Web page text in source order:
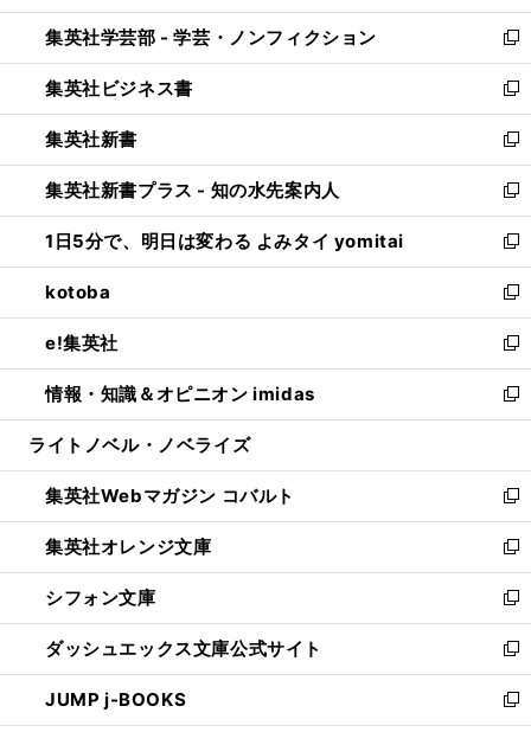
開
く
ウ
で
開
く
ン
ド
ウ
で
開
く
ウ
ィ
ン
ド
ウ
で
開
く
集英社学芸部 - 学芸・ノンフィクション
新
し
い
ウ
ィ
ン
ド
ウ
で
開
く
集英社ビジネス書
新
し
い
ウ
ィ
ン
ド
ウ
で
開
く
集英社新書
新
し
い
ウ
ィ
ン
ド
ウ
で
開
く
集英社新書プラス - 知の水先案内人
新
し
い
ウ
ィ
ン
ド
ウ
で
開
1日5分で、明日は変わる よみタイ yomitai
新
し
い
ウ
ィ
ン
ド
ウ
開
く
kotoba
新
し
い
ウ
ィ
ン
ウ
で
開
く
e!集英社
新
し
い
ウ
ン
ド
ウ
で
開
く
情報・知識＆オピニオン imidas
新
し
ウ
ィ
ン
ド
ウ
で
開
く
ライトノベル・ノベライズ
集英社Webマガジン コバルト
新
し
い
ウ
ィ
ン
ド
ウ
で
開
集英社オレンジ文庫
新
し
い
ウ
ィ
ン
ド
ウ
シフォン文庫
新
し
い
ウ
ィ
ン
ダッシュエックス文庫公式サイト
新
し
い
JUMP j-BOOKS
新